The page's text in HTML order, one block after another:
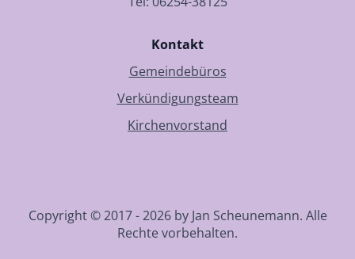
Kontakt
Gemeindebüros
Verkündigungsteam
Kirchenvorstand
Copyright © 2017 - 2026 by Jan Scheunemann. Alle
Rechte vorbehalten.